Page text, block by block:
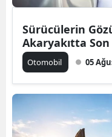
Sürücülerin
Akaryakıtta
Otomobil 05